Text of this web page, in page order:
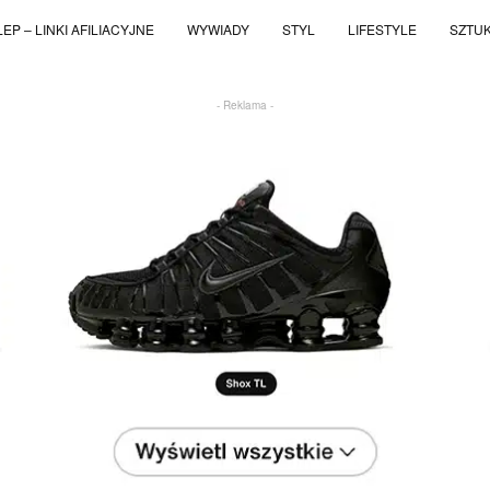
– LINKI AFILIACYJNE WYWIADY STYL LIFESTYLE
- Reklama -